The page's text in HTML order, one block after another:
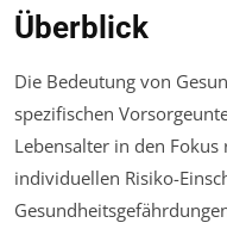
Überblick
Die Bedeutung von
spezifischen
Lebensalter in den
individuellen Risiko-